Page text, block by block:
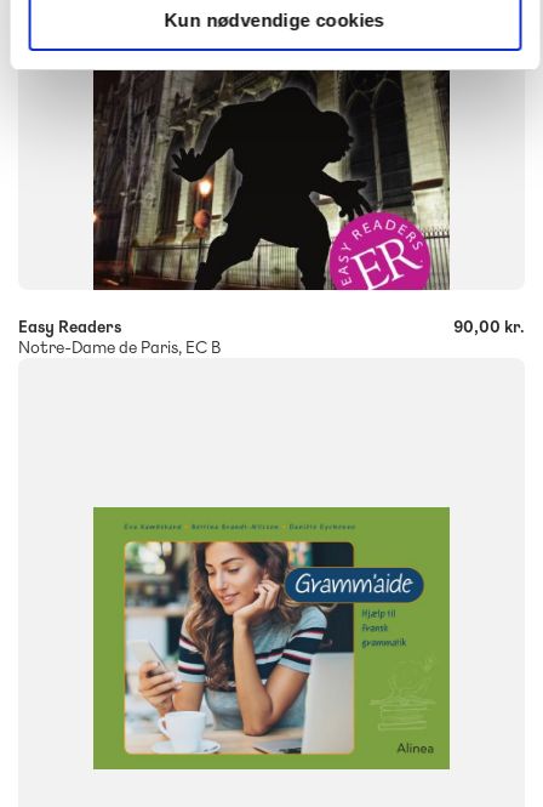
Kun nødvendige cookies
+
Easy Readers
Notre-Dame de Paris, EC B
90,00 kr.
Flergangsbog
9788723530462